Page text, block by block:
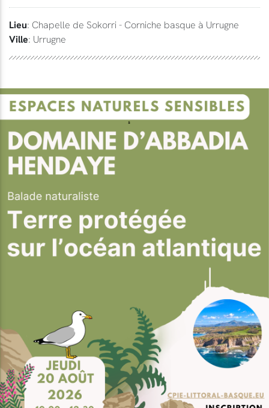
Lieu: Chapelle de Sokorri - Corniche basque à Urrugne
Ville: Urrugne